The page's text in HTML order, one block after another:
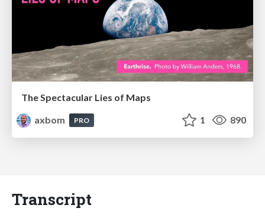
The Spectacular Lies of Maps
axbom
PRO 1 890
Transcript